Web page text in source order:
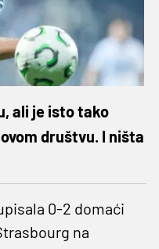
ali je isto tako
društvu. I ništa
0-2 domaći
na